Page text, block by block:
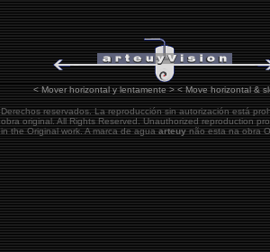
< Moverhorizontal ylentamente>< Movehorizontal &
Derechos reservados. La reproducción sin autorización está
obra original.All Rights Reserved. Unauthorized reproduction
in the Original work. A marca de aguaarteuynão esta na obra